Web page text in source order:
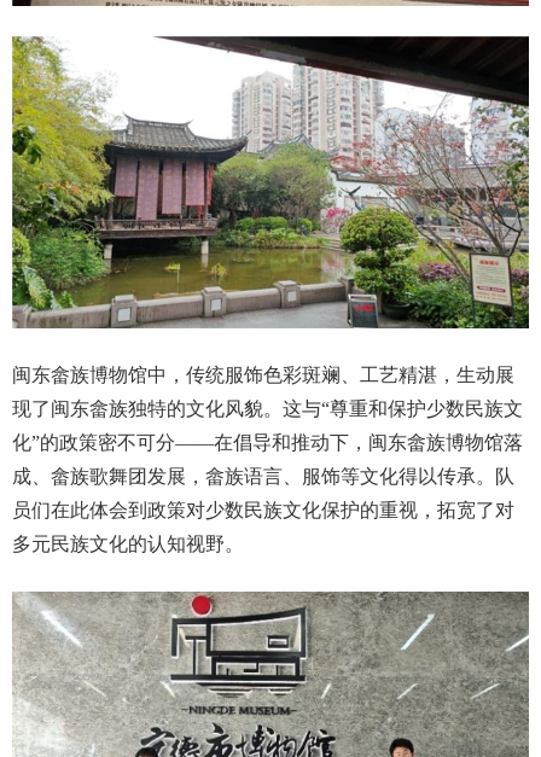
闽东畲族博物馆中，传统服饰色彩斑斓、工艺精湛，生动展
现了闽东畲族独特的文化风貌。这与“尊重和保护少数民族文
化”的政策密不可分——在倡导和推动下，闽东畲族博物馆落
成、畲族歌舞团发展，畲族语言、服饰等文化得以传承。队
员们在此体会到政策对少数民族文化保护的重视，拓宽了对
多元民族文化的认知视野。